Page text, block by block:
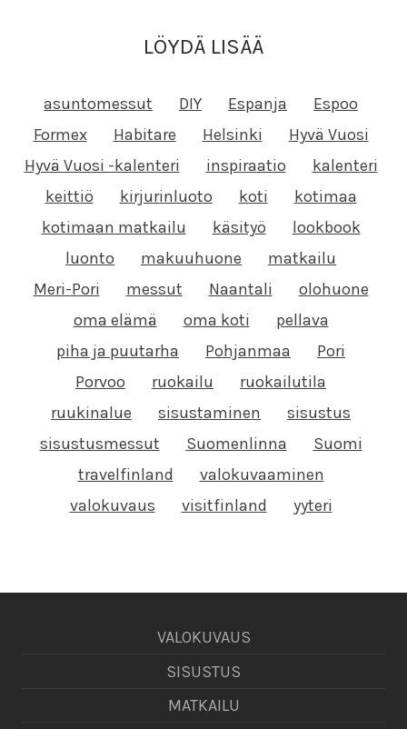
LÖYDÄ LISÄÄ
asuntomessut DIY Espanja
Espoo
Formex
Habitare Helsinki
Hyvä Vuosi
Hyvä Vuosi -kalenteri
inspiraatio
kalenteri
keittiö
kirjurinluoto koti
kotimaa
kotimaan matkailu
käsityö
lookbook
luonto
makuuhuone
matkailu
Meri-Pori
messut Naantali
olohuone
oma elämä
oma koti
pellava
piha ja puutarha
Pohjanmaa
Pori
Porvoo
ruokailu
ruokailutila
ruukinalue
sisustaminen
sisustus
sisustusmessut
Suomenlinna
Suomi
travelfinland
valokuvaaminen
valokuvaus
visitfinland yyteri
VALOKUVAUS
SISUSTUS
MATKAILU